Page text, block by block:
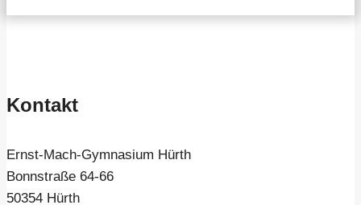
Kontakt
Ernst-Mach-Gymnasium Hürth
Bonnstraße 64-66
50354 Hürth